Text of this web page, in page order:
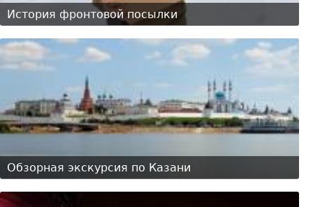
История фронтовой посылки
Обзорная экскурсия по Казани